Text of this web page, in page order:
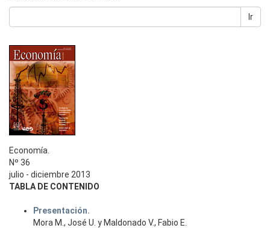
Ir
Economía.
Nº 36
julio - diciembre 2013
TABLA DE CONTENIDO
Presentación.
Mora M., José U. y Maldonado V., Fabio E.